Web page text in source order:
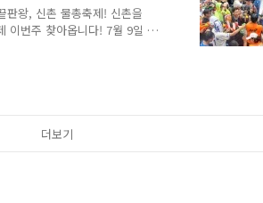
판왕, 신촌 물총축제! 신촌을
이번주 찾아옵니다! 7월 9일 ~
준비 되셨죠? 신촌 물총축제
신촌 물총축제로 이겨내요!
Zone Brand Zone Family
더보기